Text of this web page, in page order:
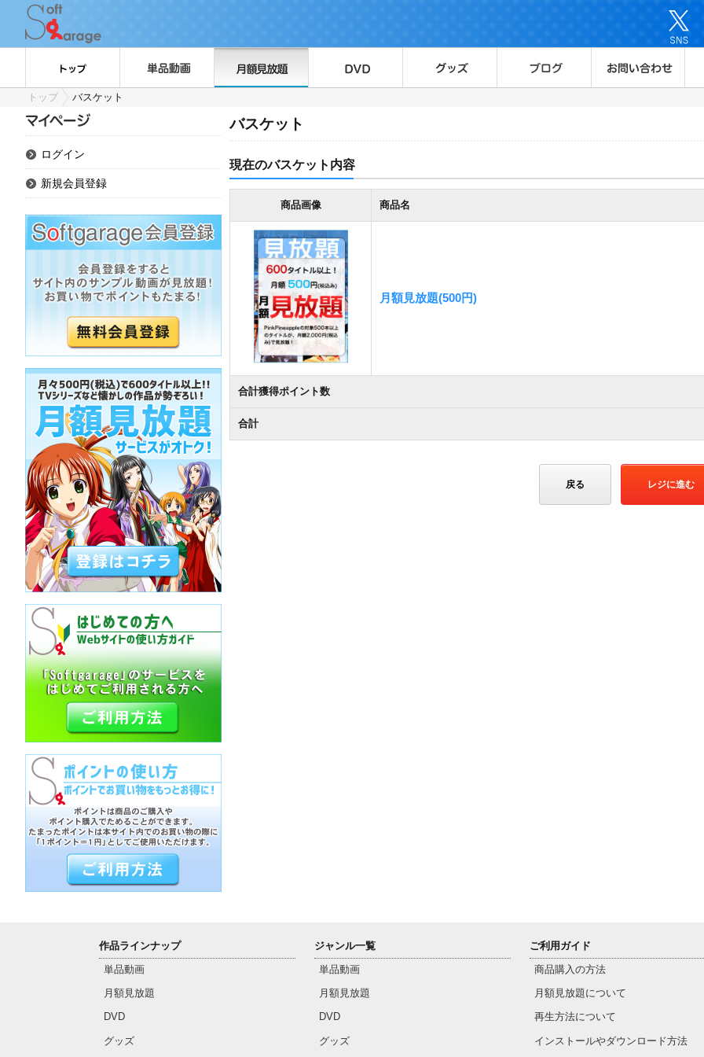
トップ バスケット
ログイン
新規会員登録
バスケット
現在のバスケット内容
商品画像 商品名
月額見放題(500円)
合計獲得ポイント数
合計
戻る レジに進む
作品ラインナップ
単品動画
月額見放題
DVD
グッズ
ジャンル一覧
単品動画
月額見放題
DVD
グッズ
ご利用ガイド
商品購入の方法
月額見放題について
再生方法について
インストールやダウンロード方法